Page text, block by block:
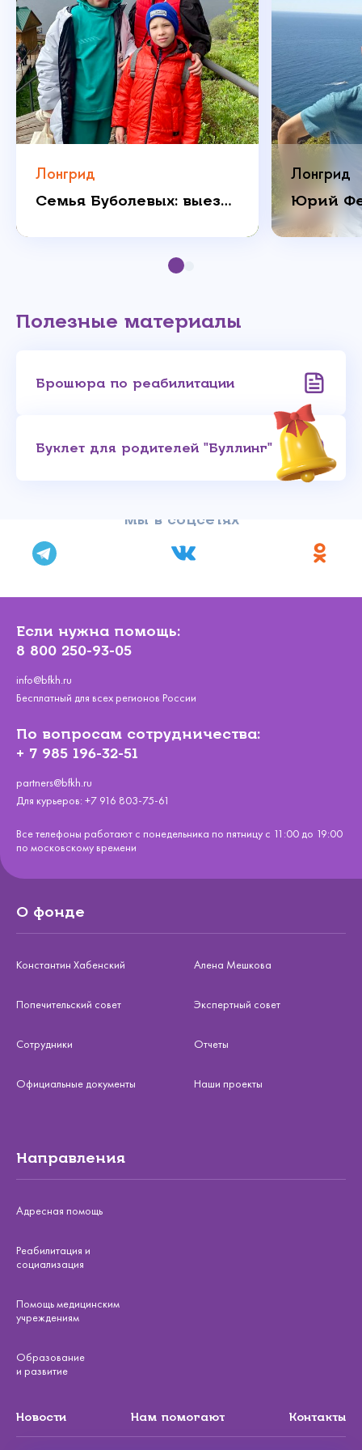
Лонгрид
Семья Буболевых: выездные реабилитационные программы
Лонгрид
Полезные материалы
Брошюра по реабилитации
Буклет для родителей "Буллинг"
Мы в соцсетях
Если нужна помощь:
8 800 250-93-05
info@bfkh.ru
Бесплатный для всех регионов России
По вопросам сотрудничества:
+ 7 985 196-32-51
partners@bfkh.ru
Для курьеров: +7 916 803-75-61
Все телефоны работают с понедельника по пятницу с 11:00 до 19:00
по московскому времени
О фонде
Константин Хабенский Алена Мешкова
Попечительский совет Экспертный совет
Сотрудники Отчеты
Официальные документы Наши проекты
Направления
Адресная помощь
Реабилитация и
социализация
Помощь медицинским
учреждениям
Образование
и развитие
Новости Нам помогают Контакты